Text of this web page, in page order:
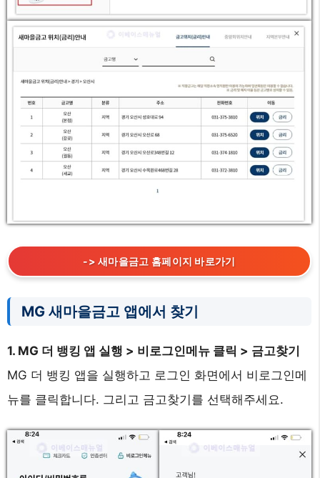
-> 새마을금고 홈페이지 바로가기
MG 새마을금고 앱에서 찾기
1. MG 더 뱅킹 앱 실행 > 비로그인메뉴 클릭 > 금고찾기
MG 더 뱅킹 앱을 실행하고 로그인 화면에서 비로그인메
뉴를 클릭합니다. 그리고 금고찾기를 선택해주세요.